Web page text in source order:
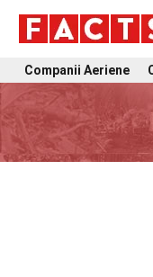
Companii Aeriene